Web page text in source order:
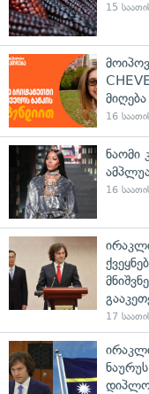
15
16
ნაომი
16
17